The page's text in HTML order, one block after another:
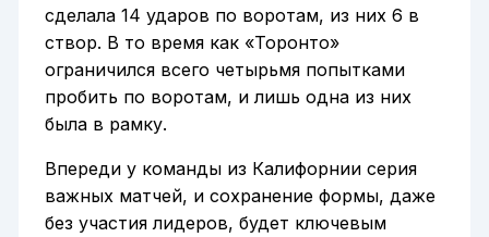
сделала 14 ударов по воротам, из них 6 в
створ. В то время как «Торонто»
ограничился всего четырьмя попытками
пробить по воротам, и лишь одна из них
была в рамку.
Впереди у команды из Калифорнии серия
важных матчей, и сохранение формы, даже
без участия лидеров, будет ключевым